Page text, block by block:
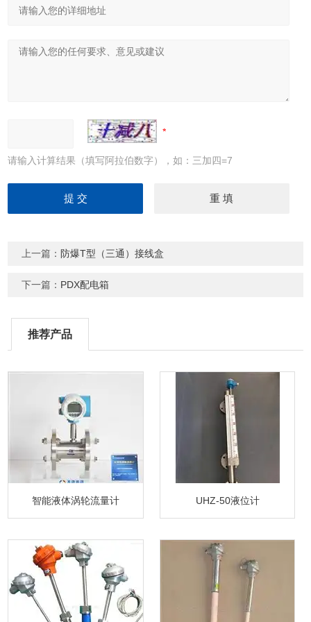
请输入计算结果（填写阿拉伯数字），如：三加四=7
上一篇： 防爆T型（三通）接线盒
下一篇： PDX配电箱
推荐产品
智能液体涡轮流量计 UHZ-50液位计